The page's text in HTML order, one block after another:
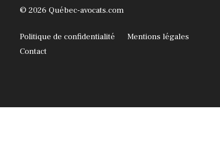
© 2026 Québec-avocats.com
Politique de confidentialité
Mentions légales
Contact